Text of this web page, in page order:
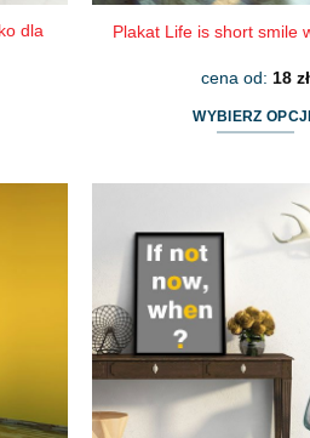
dla
Plakat Life is short smile
cena od: 18 zł
WYBIERZ
wiele
można
wybrać
stronie